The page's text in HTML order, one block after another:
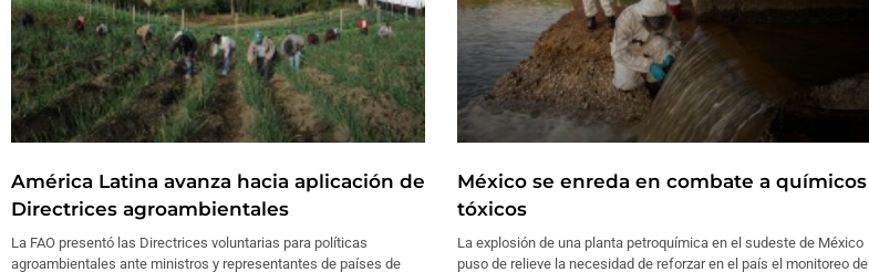
América Latina avanza hacia aplicación de
Directrices agroambientales
La FAO presentó las Directrices voluntarias para políticas
agroambientales ante ministros y representantes de países de
México se enreda en combate a químicos
tóxicos
La explosión de una planta petroquímica en el sudeste de México
puso de relieve la necesidad de reforzar en el país el monitoreo de